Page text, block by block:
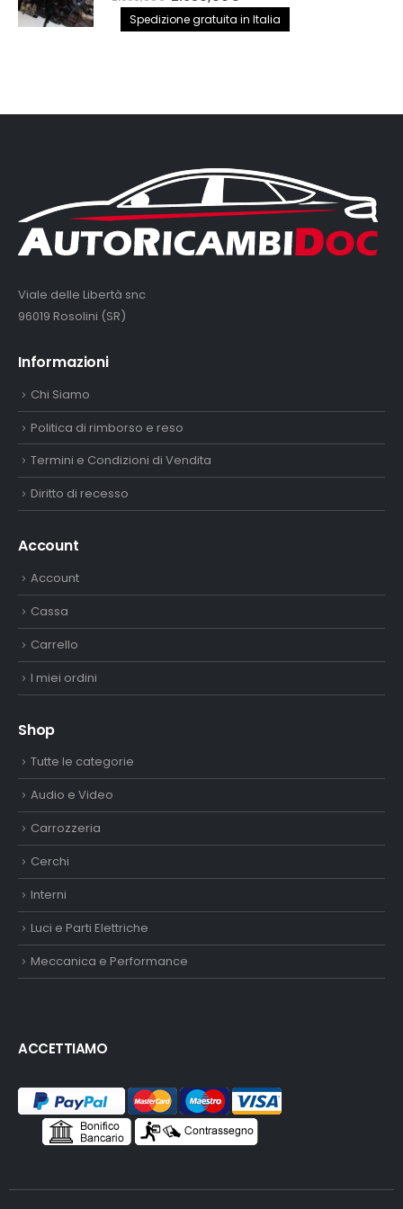
prezzo
originale
prezzo
attuale
Spedizione gratuita in Italia
Viale delle Libertà snc
96019 Rosolini (SR)
Informazioni
Chi Siamo
Politica di rimborso e reso
Termini e Condizioni di Vendita
Diritto di recesso
Account
Account
Cassa
Carrello
I miei ordini
Shop
Tutte le categorie
Audio e Video
Carrozzeria
Cerchi
Interni
Luci e Parti Elettriche
Meccanica e Performance
ACCETTIAMO